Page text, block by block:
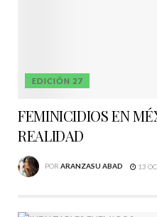
EDICIÓN 27
FEMINICIDIOS EN
REALIDAD
POR ARANZASU ABAD 13